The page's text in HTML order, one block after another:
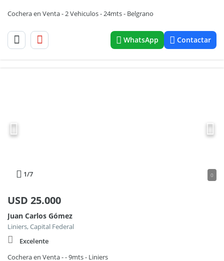
Cochera en Venta - 2 Vehiculos - 24mts - Belgrano
WhatsApp Contactar
1/7 0
USD 25.000
Juan Carlos Gómez
Liniers, Capital Federal
Excelente
Cochera en Venta - - 9mts - Liniers